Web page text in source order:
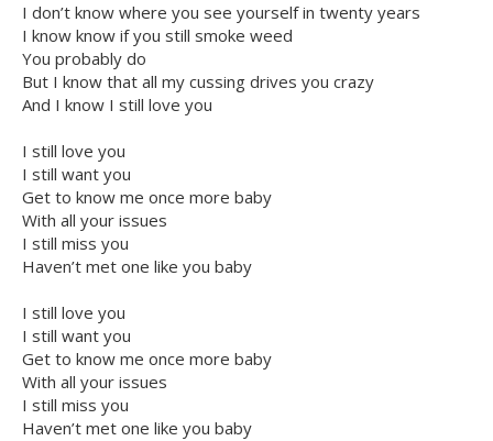
I don’t know where you see yourself in twenty years
I know know if you still smoke weed
You probably do
But I know that all my cussing drives you crazy
And I know I still love you
I still love you
I still want you
Get to know me once more baby
With all your issues
I still miss you
Haven’t met one like you baby
I still love you
I still want you
Get to know me once more baby
With all your issues
I still miss you
Haven’t met one like you baby